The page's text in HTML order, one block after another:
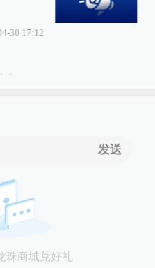
30 17:12
发送
珠商城兑好礼